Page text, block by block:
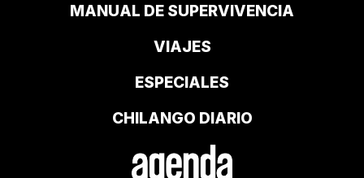
MANUAL DE SUPERVIVENCIA
VIAJES
ESPECIALES
CHILANGO DIARIO